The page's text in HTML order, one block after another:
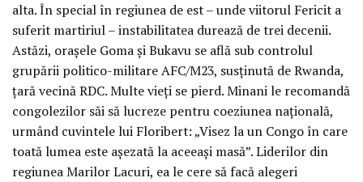
alta. În special în regiunea de est – unde viitorul Fericit a
suferit martiriul – instabilitatea durează de trei decenii.
Astăzi, orașele Goma și Bukavu se află sub controlul
grupării politico-militare AFC/M23, susținută de Rwanda,
țară vecină RDC. Multe vieți se pierd. Minani le recomandă
congolezilor săi să lucreze pentru coeziunea națională,
urmând cuvintele lui Floribert: „Visez la un Congo în care
toată lumea este așezată la aceeași masă”. Liderilor din
regiunea Marilor Lacuri, ea le cere să facă alegeri